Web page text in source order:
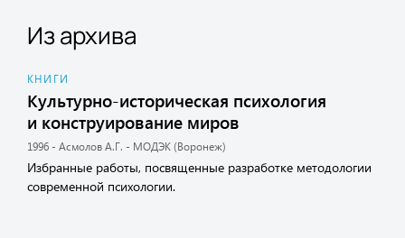
Из архива
КНИГИ
Культурно-историческая психология
и конструирование миров
Избранные работы, посвященные разработке методологии
современной психологии.
1996 - Асмолов А.Г. - МОДЭК (Воронеж)